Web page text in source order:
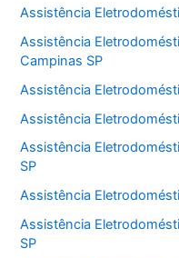
Assistência
Assistência
Campinas SP
Assistência
Assistência
Assistência
SP
Assistência
Assistência
SP